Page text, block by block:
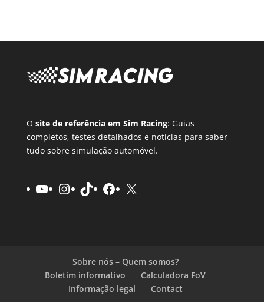
O site de referência em Sim Racing: Guias
completos, testes detalhados e notícias para saber
tudo sobre simulação automóvel.
YouTube
Instagram
TikTokFacebook
X
Sobre nós – Quem somos?
Boletim informativo
Calculadora FoV
Informação legal
Contact